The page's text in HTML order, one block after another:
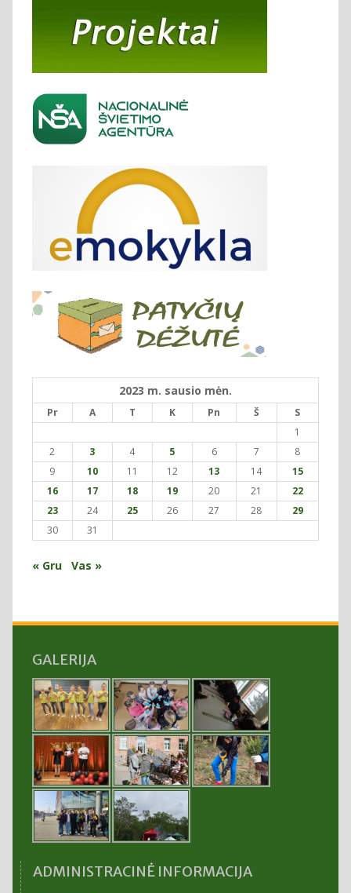
2023 m. sausio mėn.
Pr A T K Pn Š
S
1
2
3 4 5 6 7
8
9
10 11 12 13 14
15
16
17 18 19 20 21
22
23
24 25 26 27 28
29
30
31
« Gru Vas »
GALERIJA
ADMINISTRACINĖ INFORMACIJA